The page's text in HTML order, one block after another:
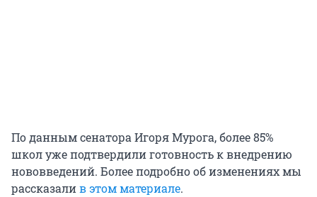
По данным сенатора Игоря Мурога, более 85%
школ уже подтвердили готовность к внедрению
нововведений. Более подробно об изменениях мы
рассказалив этом материале.